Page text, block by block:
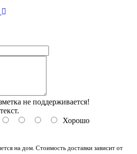
не поддерживается!
Хорошо
на дом. Стоимость доставки зависит от